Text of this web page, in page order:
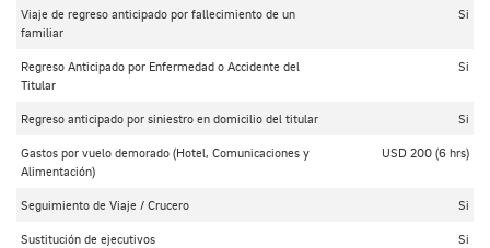
Viaje de regreso anticipado por fallecimiento de un
familiar
Si
Regreso Anticipado por Enfermedad o Accidente del
Titular
Si
Regreso anticipado por siniestro en domicilio del titular Si
Gastos por vuelo demorado (Hotel, Comunicaciones y
Alimentación)
USD 200 (6 hrs)
Seguimiento de Viaje / Crucero Si
Sustitución de ejecutivos Si